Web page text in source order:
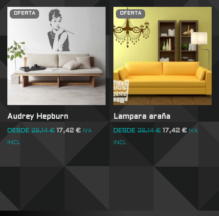
OFERTA
Audrey Hepburn
DESDE 26,14€ 17,42 € IVA
INCL
OFERTA
Lampara araña
DESDE 26,14€ 17,42€ IVA
INCL